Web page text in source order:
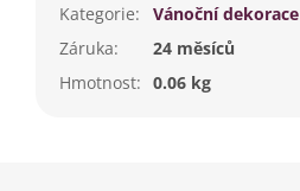
Kategorie:
Vánoční dekorace
Záruka:
24 měsíců
Hmotnost: 0.06 kg